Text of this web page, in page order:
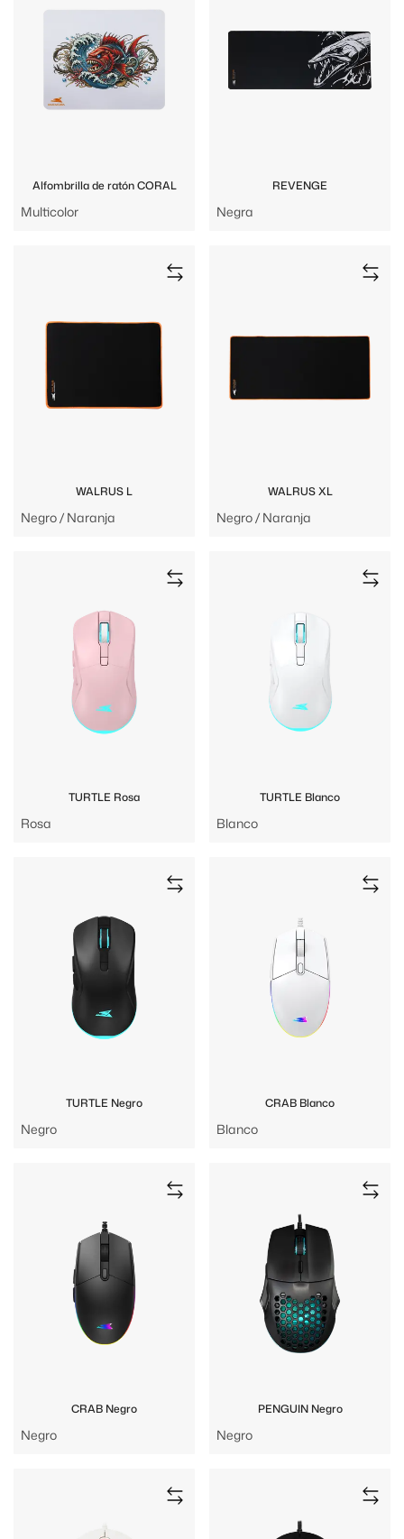
Alfombrilla de ratón CORAL
Multicolor
REVENGE
Negra
WALRUS L
Negro / Naranja
WALRUS XL
Negro / Naranja
TURTLE Rosa
Rosa
TURTLE Blanco
Blanco
TURTLE Negro
Negro
CRAB Blanco
Blanco
CRAB Negro
Negro
PENGUIN Negro
Negro